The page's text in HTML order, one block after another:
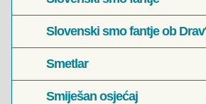
Slovenski smo fantje ob
Smetlar
Smiješan osjećaj